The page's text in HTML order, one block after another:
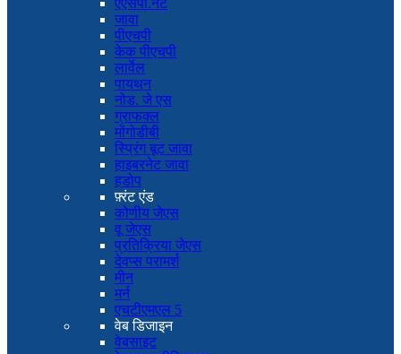
एएसपी.नेट
जावा
पीएचपी
केक पीएचपी
लार्वेल
पायथन
नोड. जे एस
ग्राफक्ल
मोंगोडीबी
स्प्रिंग बूट जावा
हाइबरनेट जावा
हडोप
फ़्रंट एंड
कोणीय जेएस
वू जेएस
प्रतिक्रिया जेएस
देवप्स परामर्श
मीन
मर्न
एचटीएमएल 5
वेब डिजाइन
वेबसाइट